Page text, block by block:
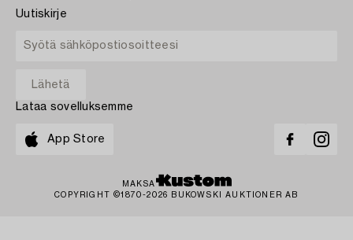
Uutiskirje
Lataa sovelluksemme
App Store
MAKSA
COPYRIGHT ©1870-2026 BUKOWSKI AUKTIONER AB